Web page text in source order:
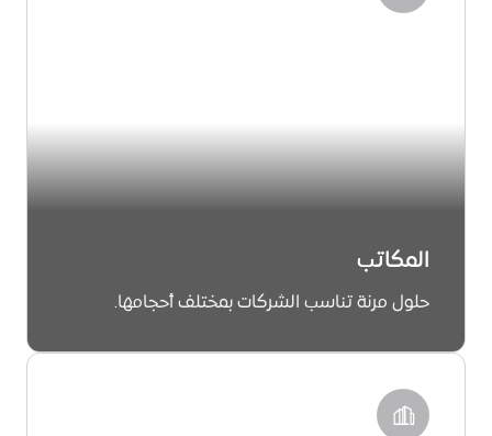
المكاتب
حلول مرنة تناسب الشركات بمختلف أحجامها.